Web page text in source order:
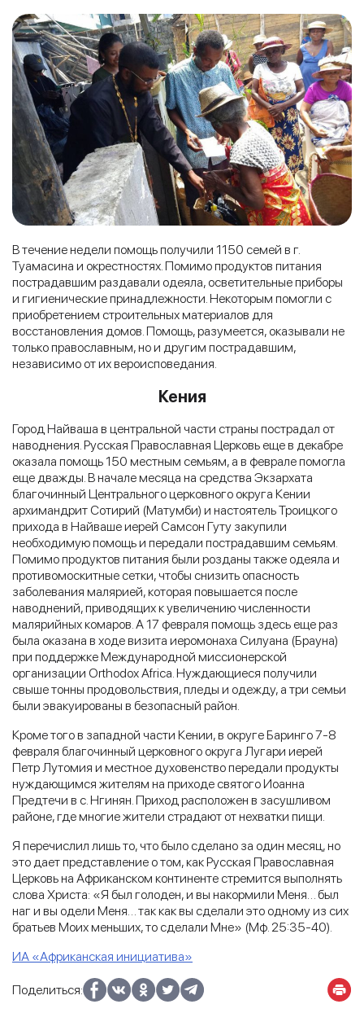
В течение недели помощь получили 1150 семей в г.
Туамасина и окрестностях. Помимо продуктов питания
пострадавшим раздавали одеяла, осветительные приборы
и гигиенические принадлежности. Некоторым помогли с
приобретением строительных материалов для
восстановления домов. Помощь, разумеется, оказывали не
только православным, но и другим пострадавшим,
независимо от их вероисповедания.
Кения
Город Найваша в центральной части страны пострадал от
наводнения. Русская Православная Церковь еще в декабре
оказала помощь 150 местным семьям, а в феврале помогла
еще дважды. В начале месяца на средства Экзархата
благочинный Центрального церковного округа Кении
архимандрит Сотирий (Матумби) и настоятель Троицкого
прихода в Найваше иерей Самсон Гуту закупили
необходимую помощь и передали пострадавшим семьям.
Помимо продуктов питания были розданы также одеяла и
противомоскитные сетки, чтобы снизить опасность
заболевания малярией, которая повышается после
наводнений, приводящих к увеличению численности
малярийных комаров. А 17 февраля помощь здесь еще раз
была оказана в ходе визита иеромонаха Силуана (Брауна)
при поддержке Международной миссионерской
организации Orthodox Africa. Нуждающиеся получили
свыше тонны продовольствия, пледы и одежду, а три семьи
были эвакуированы в безопасный район.
Кроме того в западной части Кении, в округе Баринго 7-8
февраля благочинный церковного округа Лугари иерей
Петр Лутомия и местное духовенство передали продукты
нуждающимся жителям на приходе святого Иоанна
Предтечи в с. Нгинян. Приход расположен в засушливом
районе, где многие жители страдают от нехватки пищи.
Я перечислил лишь то, что было сделано за один месяц, но
это дает представление о том, как Русская Православная
Церковь на Африканском континенте стремится выполнять
слова Христа: «Я был голоден, и вы накормили Меня… был
наг и вы одели Меня… так как вы сделали это одному из сих
братьев Моих меньших, то сделали Мне» (Мф. 25:35-40).
ИА «Африканская инициатива»
Поделиться: